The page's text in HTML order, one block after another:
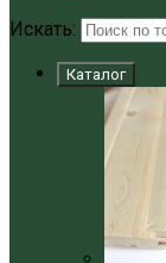
Искать:
Каталог